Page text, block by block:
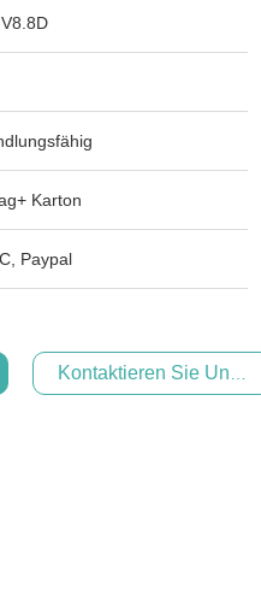
Karton
Paypal
Kontaktieren Sie Uns